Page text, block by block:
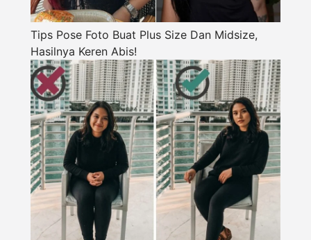
Tips Pose Foto Buat Plus Size Dan Midsize,
Hasilnya Keren Abis!